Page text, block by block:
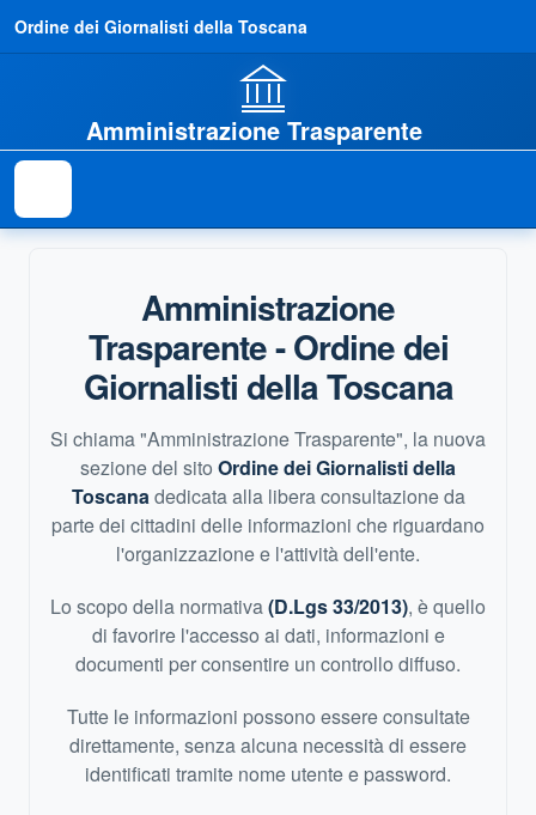
Ordine dei Giornalisti della Toscana
Amministrazione Trasparente
Amministrazione
Trasparente - Ordine dei
Giornalisti della Toscana
Si chiama "Amministrazione Trasparente", la nuova
sezione del sito Ordine dei Giornalisti della
Toscanadedicata alla libera consultazione da
parte dei cittadini delle informazioni che riguardano
l'organizzazione e l'attività dell'ente.
Lo scopo della normativa(D.Lgs 33/2013), è quello
di favorire l'accesso ai dati, informazioni e
documenti per consentire un controllo diffuso.
Tutte le informazioni possono essere consultate
direttamente, senza alcuna necessità di essere
identificati tramite nome utente e password.